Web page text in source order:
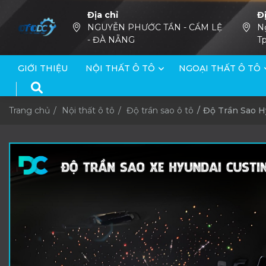
Địa chỉ
NGUYỄN PHƯỚC TẦN - CẨM LỆ
- ĐÀ NẴNG
GIỚI THIỆU NỘI THẤT Ô TÔ NGOẠI THẤT Ô TÔ
Trang chủ Nội thất ô tô Độ trần sao ô tô Độ Trần Sao